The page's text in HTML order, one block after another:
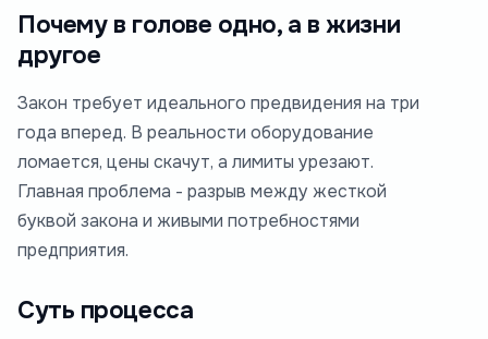
Почему в голове одно, а в жизни
другое
Закон требует идеального предвидения на три
года вперед. В реальности оборудование
ломается, цены скачут, а лимиты урезают.
Главная проблема - разрыв между жесткой
буквой закона и живыми потребностями
предприятия.
Суть процесса